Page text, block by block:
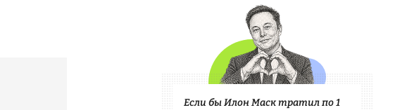
Если бы Илон Маск тратил по 1